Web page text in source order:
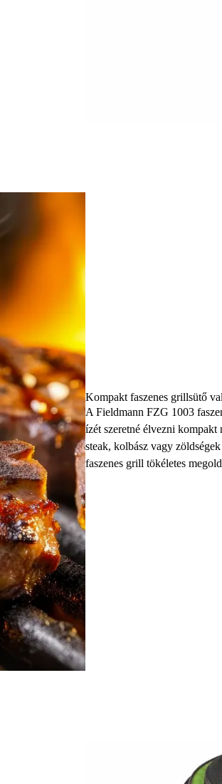
Kompakt faszenes grillsütő
A Fieldmann FZG 1003
ízét szeretné élvezni kompakt
steak, kolbász vagy
faszenes grill tökéletes